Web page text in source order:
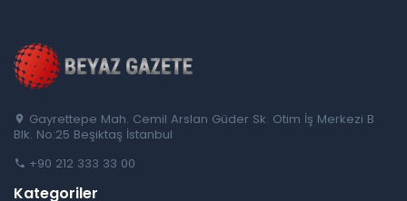
Gayrettepe Mah. Cemil Arslan Güder Sk. Otim İş Merkezi B
Blk. No:25 Beşiktaş İstanbul
+90 212 333 33 00
Kategoriler